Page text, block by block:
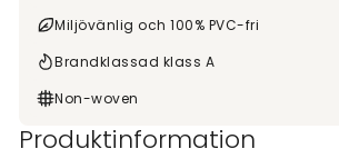
Miljövänlig och 100% PVC-fri
Brandklassad klass A
Non-woven
Produktinformation